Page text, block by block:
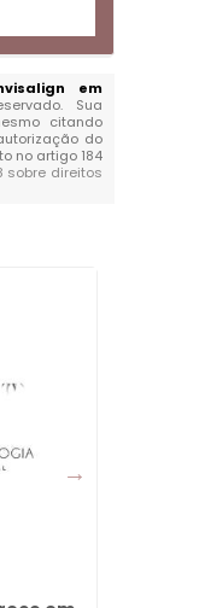
em
Sua
citando
do
no artigo 184
sobre direitos